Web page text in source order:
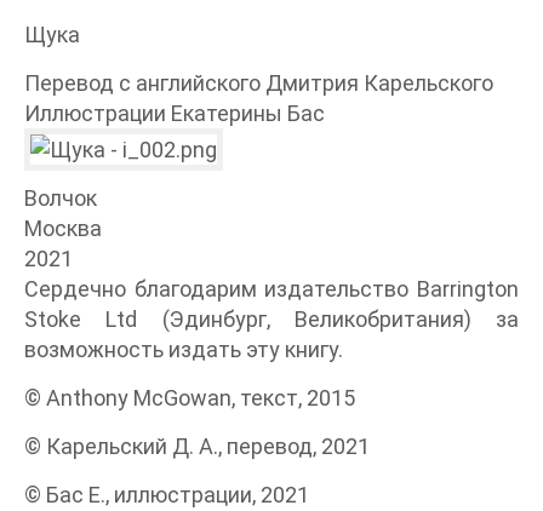
Щука
Перевод с английского Дмитрия Карельского
Иллюстрации Екатерины Бас
Волчок
Москва
2021
Сердечно благодарим издательство Barrington
Stoke Ltd (Эдинбург, Великобритания) за
возможность издать эту книгу.
© Anthony McGowan, текст, 2015
© Карельский Д. А., перевод, 2021
© Бас Е., иллюстрации, 2021